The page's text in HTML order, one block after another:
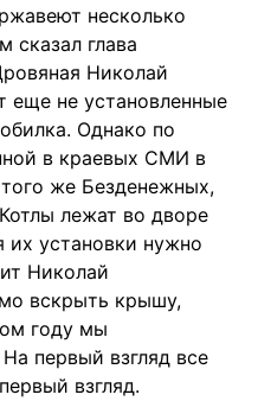
несколько
сказал глава
Николай
еще не установленные
Однако по
в краевых СМИ в
же Безденежных,
лежат во дворе
их установки нужно
Николай
вскрыть крышу,
году мы
первый взгляд все
взгляд.